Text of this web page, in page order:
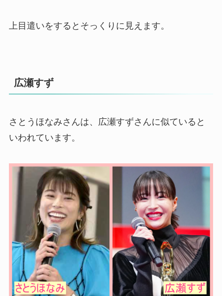
上目遣いをするとそっくりに見えます。
広瀬すず
さとうほなみさんは、広瀬すずさんに似ていると
いわれています。